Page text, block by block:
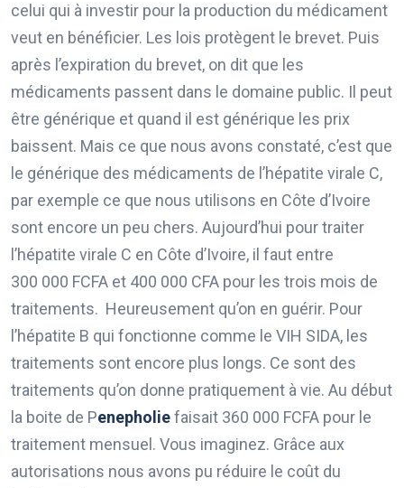
celui qui à investir pour la production du médicament
veut en bénéficier. Les lois protègent le brevet. Puis
après l’expiration du brevet, on dit que les
médicaments passent dans le domaine public. Il peut
être générique et quand il est générique les prix
baissent. Mais ce que nous avons constaté, c’est que
le générique des médicaments de l’hépatite virale C,
par exemple ce que nous utilisons en Côte d’Ivoire
sont encore un peu chers. Aujourd’hui pour traiter
l’hépatite virale C en Côte d’Ivoire, il faut entre
300 000 FCFA et 400 000 CFA pour les trois mois de
traitements. Heureusement qu’on en guérir. Pour
l’hépatite B qui fonctionne comme le VIH SIDA, les
traitements sont encore plus longs. Ce sont des
traitements qu’on donne pratiquement à vie. Au début
la boite de Penepholiefaisait 360 000 FCFA pour le
traitement mensuel. Vous imaginez. Grâce aux
autorisations nous avons pu réduire le coût du